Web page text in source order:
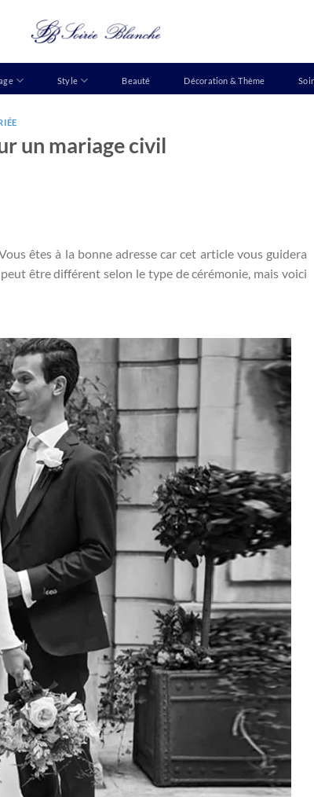
Style Beauté Décoration & Thème
un mariage civil
êtes à la bonne adresse car cet article vous guidera
être différent selon le type de cérémonie, mais voici